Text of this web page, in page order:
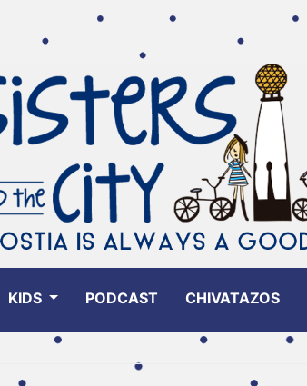
KIDS PODCAST CHIVATAZOS